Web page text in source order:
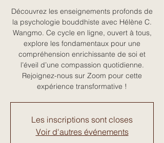
Découvrez les enseignements profonds de
la psychologie bouddhiste avec Hélène C.
Wangmo. Ce cycle en ligne, ouvert à tous,
explore les fondamentaux pour une
compréhension enrichissante de soi et
l’éveil d’une compassion quotidienne.
Rejoignez-nous sur Zoom pour cette
expérience transformative !
Les inscriptions sont closes
Voir d'autres événements